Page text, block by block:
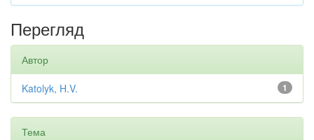
Перегляд
Автор
1
Katolyk, H.V.
Тема